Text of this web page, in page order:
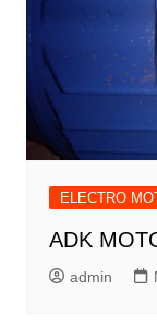
ELECTRO
ADK
admin